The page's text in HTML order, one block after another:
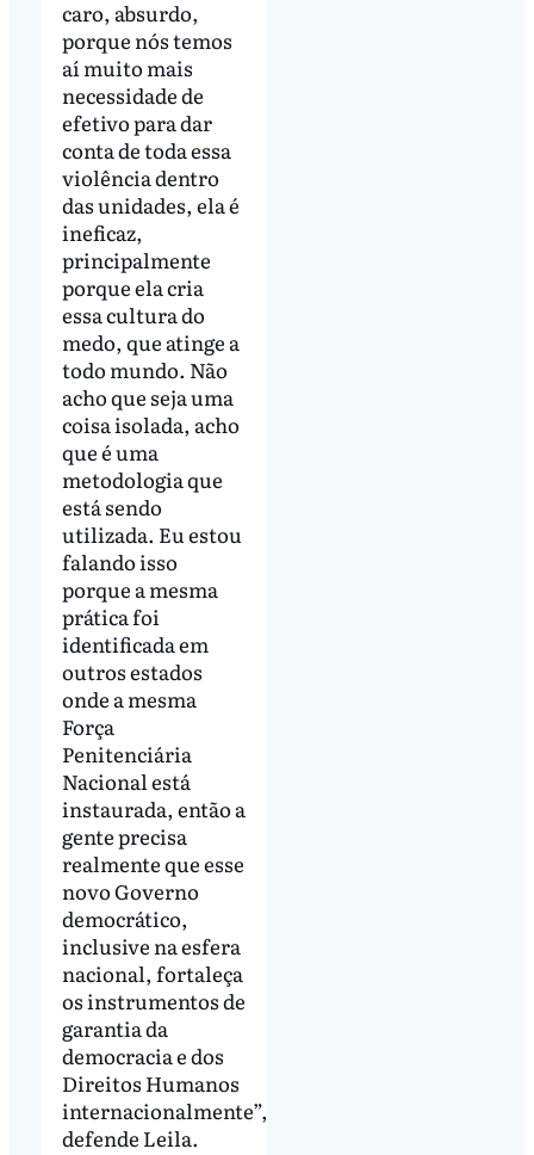
caro, absurdo,
porque nós temos
aí muito mais
necessidade de
efetivo para dar
conta de toda essa
violência dentro
das unidades, ela é
ineficaz,
principalmente
porque ela cria
essa cultura do
medo, que atinge a
todo mundo. Não
acho que seja uma
coisa isolada, acho
que é uma
metodologia que
está sendo
utilizada. Eu estou
falando isso
porque a mesma
prática foi
identificada em
outros estados
onde a mesma
Força
Penitenciária
Nacional está
instaurada, então a
gente precisa
realmente que esse
novo Governo
democrático,
inclusive na esfera
nacional, fortaleça
os instrumentos de
garantia da
democracia e dos
Direitos Humanos
internacionalmente”,
defende Leila.